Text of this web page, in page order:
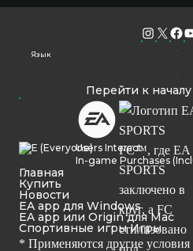
Язык
Перейти к
Users Interact
In-game Purchases
Главная
Купить
Новости
EA app для Windows
EA app или Origin для Mac
Спортивные игры Игры
* Применяются другие условия